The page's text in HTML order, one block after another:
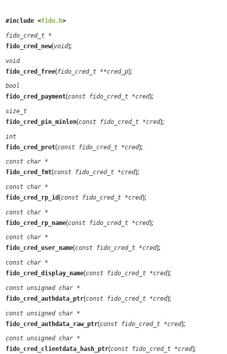
#include <fido.h>
fido_cred_t *
fido_cred_new(void);
void
fido_cred_free(fido_cred_t **cred_p);
bool
fido_cred_payment(const fido_cred_t *cred);
size_t
fido_cred_pin_minlen(const fido_cred_t *cred);
int
fido_cred_prot(const fido_cred_t *cred);
const char *
fido_cred_fmt(const fido_cred_t *cred);
const char *
fido_cred_rp_id(const fido_cred_t *cred);
const char *
fido_cred_rp_name(const fido_cred_t *cred);
const char *
fido_cred_user_name(const fido_cred_t *cred);
const char *
fido_cred_display_name(const fido_cred_t *cred);
const unsigned char *
fido_cred_authdata_ptr(const fido_cred_t *cred);
const unsigned char *
fido_cred_authdata_raw_ptr(const fido_cred_t *cred);
const unsigned char *
fido_cred_clientdata_hash_ptr(const fido_cred_t *cred);